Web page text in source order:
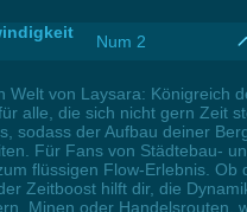
Num 2
Welt von Laysara: Königreich
alle, die sich nicht gern Zeit
sodass der Aufbau deiner
Für Fans von Städtebau-
flüssigen Flow-Erlebnis.
Zeitboost hilft dir, die
Minen oder Handelsrouten,